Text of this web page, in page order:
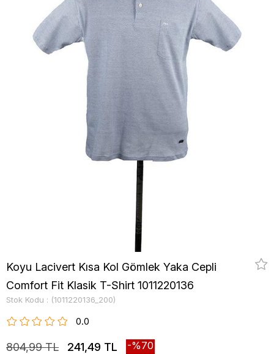
Koyu Lacivert Kısa Kol Gömlek Yaka Cepli
Comfort Fit Klasik T-Shirt 1011220136
Stok Kodu (1011220136_200)
0.0
804,99 TL 241,49 TL 70